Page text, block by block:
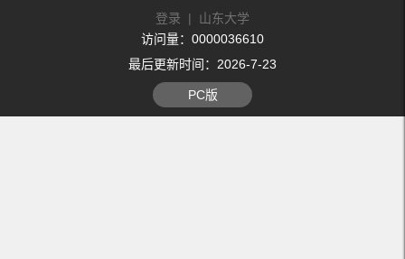
登录 | 山东大学
访问量： 0000036610
最后更新时间： 2026-7-23
PC版